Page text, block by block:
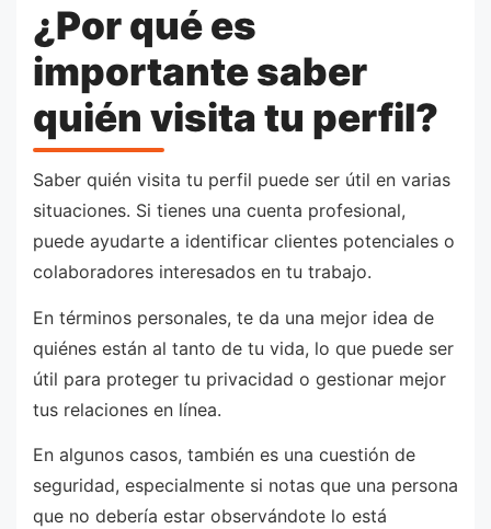
¿Por qué es
importante saber
quién visita tu perfil?
Saber quién visita tu perfil puede ser útil en varias
situaciones. Si tienes una cuenta profesional,
puede ayudarte a identificar clientes potenciales o
colaboradores interesados en tu trabajo.
En términos personales, te da una mejor idea de
quiénes están al tanto de tu vida, lo que puede ser
útil para proteger tu privacidad o gestionar mejor
tus relaciones en línea.
En algunos casos, también es una cuestión de
seguridad, especialmente si notas que una persona
que no debería estar observándote lo está